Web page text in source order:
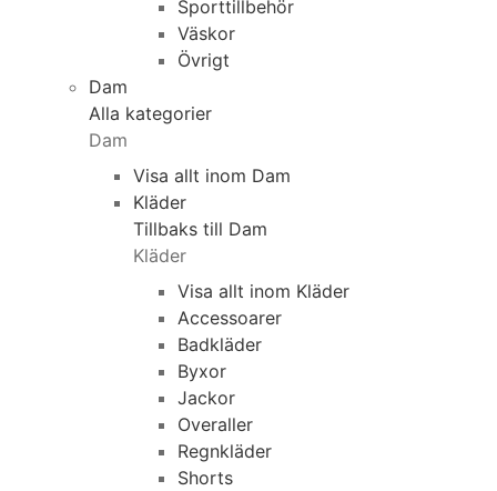
Sporttillbehör
Väskor
Övrigt
Dam
Alla kategorier
Dam
Visa allt inom Dam
Kläder
Tillbaks till Dam
Kläder
Visa allt inom Kläder
Accessoarer
Badkläder
Byxor
Jackor
Overaller
Regnkläder
Shorts